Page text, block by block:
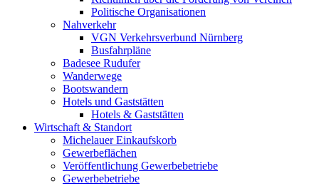
Politische Organisationen
Nahverkehr
VGN Verkehrsverbund Nürnberg
Busfahrpläne
Badesee Rudufer
Wanderwege
Bootswandern
Hotels und Gaststätten
Hotels & Gaststätten
Wirtschaft & Standort
Michelauer Einkaufskorb
Gewerbeflächen
Veröffentlichung Gewerbebetriebe
Gewerbebetriebe